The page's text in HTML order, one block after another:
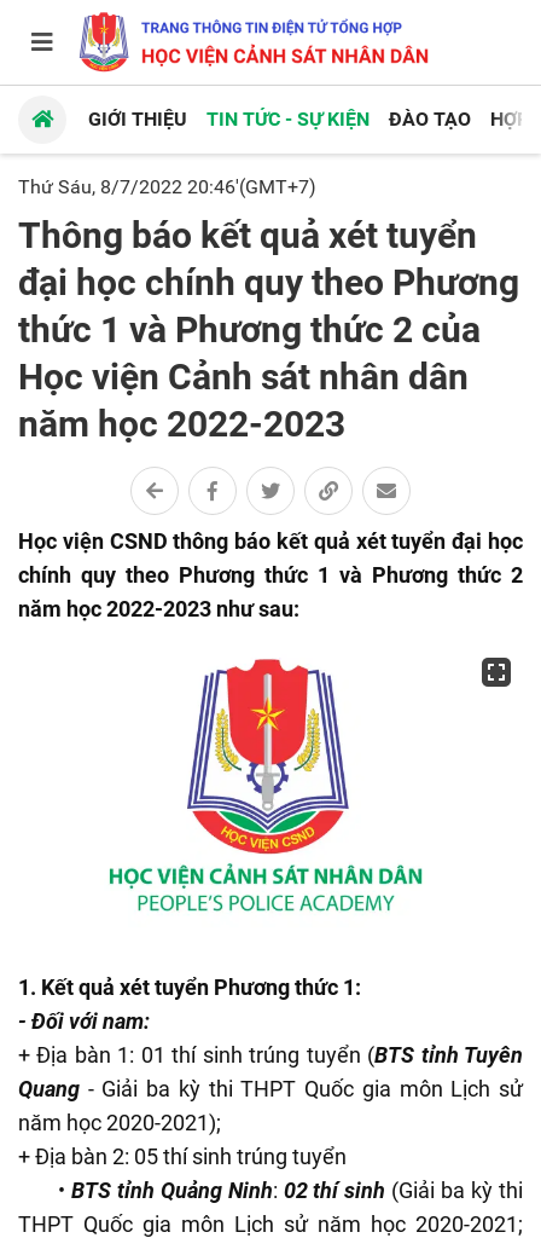
GIỚI THIỆU TIN TỨC - SỰ KIỆN ĐÀO TẠO HỢP
Thứ Sáu, 8/7/2022 20:46'(GMT+7)
Thông báo kết quả xét tuyển
đại học chính quy theo Phương
thức 1 và Phương thức 2 của
Học viện Cảnh sát nhân dân
năm học 2022-2023
Học viện CSND thông báo kết quả xét tuyển đại học
chính quy theo Phương thức 1 và Phương thức 2
năm học 2022-2023 như sau:
1. Kết quả xét tuyển Phương thức 1:
- Đối với nam:
+ Địa bàn 1: 01 thí sinh trúng tuyển (BTS tỉnh Tuyên
Quang - Giải ba kỳ thi THPT Quốc gia môn Lịch sử
năm học 2020-2021);
+ Địa bàn 2: 05 thí sinh trúng tuyển
• BTS tỉnh Quảng Ninh: 02 thí sinh (Giải ba kỳ thi
THPT Quốc gia môn Lịch sử năm học 2020-2021;